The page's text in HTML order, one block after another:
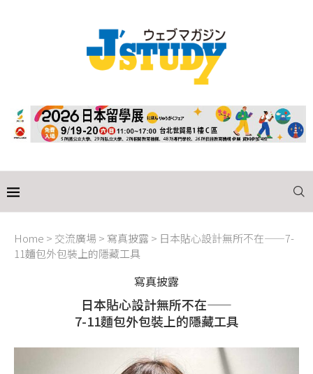
Home > 交流廣場 > 寫真披露 > 日本貼心設計無所不在——7-
11麵包外包裝上的隱藏工具
寫真披露
日本貼心設計無所不在——
7-11麵包外包裝上的隱藏工具